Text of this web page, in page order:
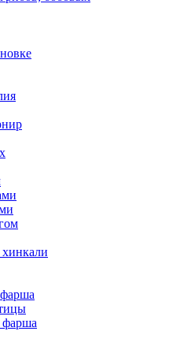
фарша